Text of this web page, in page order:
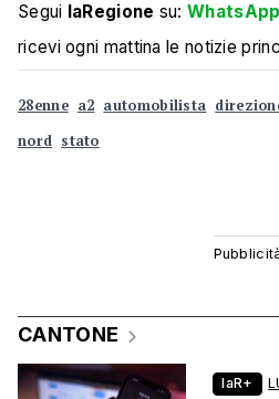
Segui laRegione su:WhatsApp
ricevi ogni mattina le notizie
28enne a2 automobilista
nord stato
CANTONE
laR+